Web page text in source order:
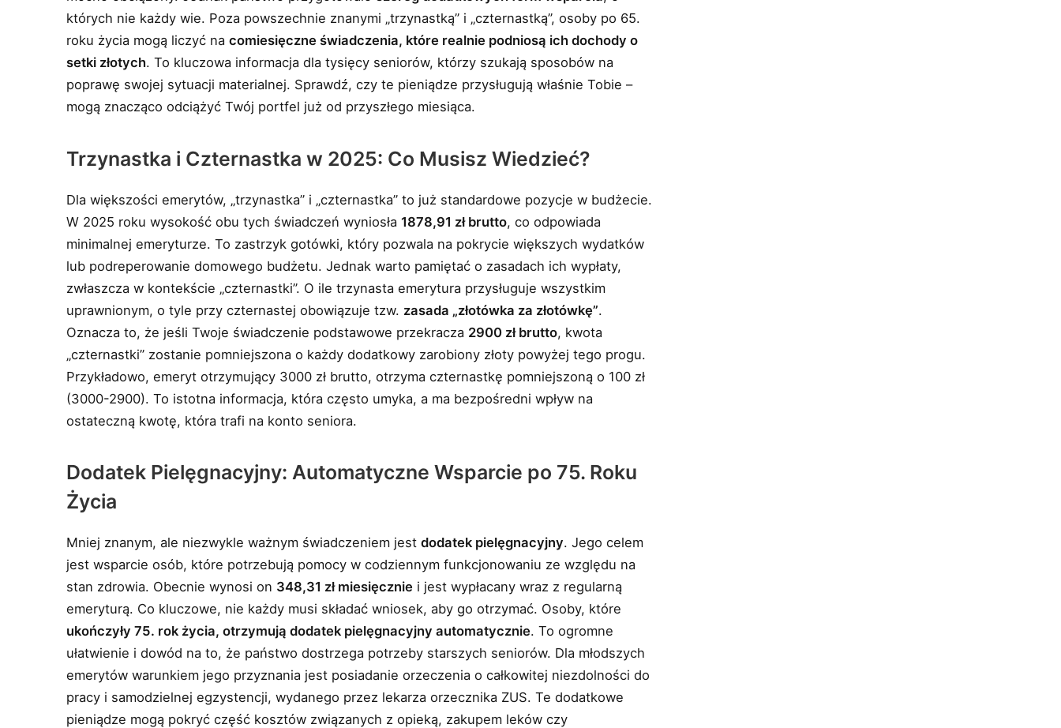
których nie każdy wie. Poza powszechnie znanymi „trzynastką” i „czternastką”, osoby po 65.
roku życia mogą liczyć nacomiesięczne świadczenia, które realnie podniosą ich dochody o
setki złotych. To kluczowa informacja dla tysięcy seniorów, którzy szukają sposobów na
poprawę swojej sytuacji materialnej. Sprawdź, czy te pieniądze przysługują właśnie Tobie –
mogą znacząco odciążyć Twój portfel już od przyszłego miesiąca.
Trzynastka i Czternastka w 2025: Co Musisz Wiedzieć?
Dla większości emerytów, „trzynastka” i „czternastka” to już standardowe pozycje w budżecie.
W 2025 roku wysokość obu tych świadczeń wyniosła1878,91 zł brutto, co odpowiada
minimalnej emeryturze. To zastrzyk gotówki, który pozwala na pokrycie większych wydatków
lub podreperowanie domowego budżetu. Jednak warto pamiętać o zasadach ich wypłaty,
zwłaszcza w kontekście „czternastki”. O ile trzynasta emerytura przysługuje wszystkim
uprawnionym, o tyle przy czternastej obowiązuje tzw. zasada „złotówka za złotówkę”.
Oznacza to, że jeśli Twoje świadczenie podstawowe przekracza 2900 zł brutto, kwota
„czternastki” zostanie pomniejszona o każdy dodatkowy zarobiony złoty powyżej tego progu.
Przykładowo, emeryt otrzymujący 3000 zł brutto, otrzyma czternastkę pomniejszoną o 100 zł
(3000-2900). To istotna informacja, która często umyka, a ma bezpośredni wpływ na
ostateczną kwotę, która trafi na konto seniora.
Dodatek Pielęgnacyjny: Automatyczne Wsparcie po 75. Roku
Życia
Mniej znanym, ale niezwykle ważnym świadczeniem jestdodatek pielęgnacyjny. Jego celem
jest wsparcie osób, które potrzebują pomocy w codziennym funkcjonowaniu ze względu na
stan zdrowia. Obecnie wynosi on 348,31 zł miesięcznie i jest wypłacany wraz z regularną
emeryturą. Co kluczowe, nie każdy musi składać wniosek, aby go otrzymać. Osoby, które
ukończyły 75. rok życia, otrzymują dodatek pielęgnacyjny automatycznie. To ogromne
ułatwienie i dowód na to, że państwo dostrzega potrzeby starszych seniorów. Dla młodszych
emerytów warunkiem jego przyznania jest posiadanie orzeczenia o całkowitej niezdolności do
pracy i samodzielnej egzystencji, wydanego przez lekarza orzecznika ZUS. Te dodatkowe
pieniądze mogą pokryć część kosztów związanych z opieką, zakupem leków czy